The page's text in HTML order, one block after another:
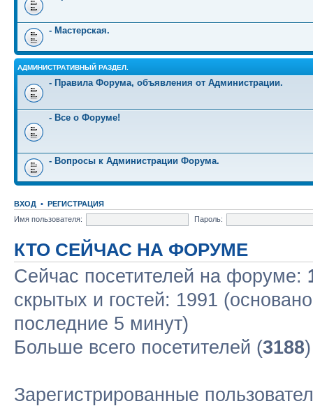
- Мастерская.
АДМИНИСТРАТИВНЫЙ РАЗДЕЛ.
- Правила Форума, объявления от Администрации.
- Все о Форуме!
- Вопросы к Администрации Форума.
ВХОД • РЕГИСТРАЦИЯ
Имя пользователя:
Пароль:
КТО СЕЙЧАС НА ФОРУМЕ
Сейчас посетителей на форуме:
скрытых и гостей: 1991
последние 5 минут)
Больше всего посетителей (3188
Зарегистрированные